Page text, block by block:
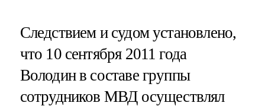
Следствием и судом установлено,
что 10 сентября 2011 года
Володин в составе группы
сотрудников МВД осуществлял